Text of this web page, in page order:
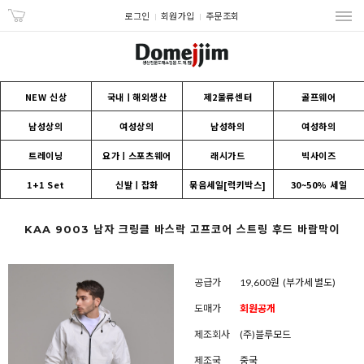
로그인 회원가입 주문조회
NEW 신상 국내ㅣ해외생산 제2물류센터 골프웨어
남성상의 여성상의 남성하의 여성하의
트레이닝 요가ㅣ스포츠웨어 래시가드 빅사이즈
1+1 Set 신발ㅣ잡화 묶음세일[럭키박스] 30~50% 세일
KAA 9003 남자 크링클 바스락 고프코어 스트링 후드 바람막이
공급가 19,600원 (부가세 별도)
도매가 회원공개
제조회사 (주)블루모드
제조국 중국